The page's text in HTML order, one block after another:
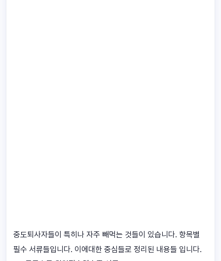
중도퇴사자들이 특히나 자주 빼먹는 것들이 있습니다. 항목별
필수 서류들입니다. 이에대한 중심들로 정리된 내용들 입니다.